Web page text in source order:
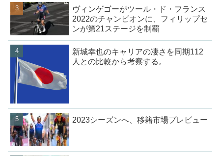
ヴィンゲゴーがツール・ド・フランス
2022のチャンピオンに、フィリップセ
ンが第21ステージを制覇
新城幸也のキャリアの凄さを同期112
人との比較から考察する。
2023シーズンへ、移籍市場プレビュー